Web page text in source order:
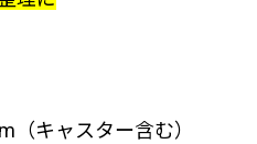
（キャスター含む）